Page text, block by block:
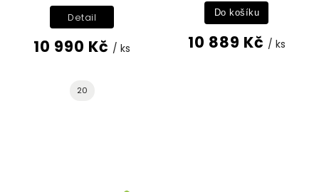
10 990 Kč / ks
Detail
20
10 889 Kč / ks
Do košíku